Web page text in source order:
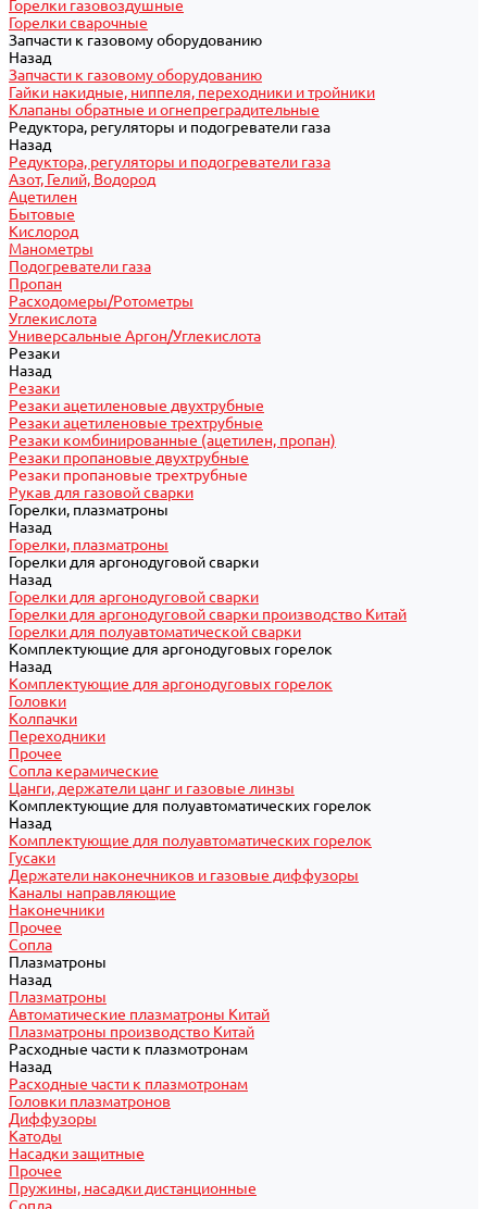
Горелки газовоздушные
Горелки сварочные
Запчасти к газовому оборудованию
Назад
Запчасти к газовому оборудованию
Гайки накидные, ниппеля, переходники и тройники
Клапаны обратные и огнепреградительные
Редуктора, регуляторы и подогреватели газа
Назад
Редуктора, регуляторы и подогреватели газа
Азот, Гелий, Водород
Ацетилен
Бытовые
Кислород
Манометры
Подогреватели газа
Пропан
Расходомеры/Ротометры
Углекислота
Универсальные Аргон/Углекислота
Резаки
Назад
Резаки
Резаки ацетиленовые двухтрубные
Резаки ацетиленовые трехтрубные
Резаки комбинированные (ацетилен, пропан)
Резаки пропановые двухтрубные
Резаки пропановые трехтрубные
Рукав для газовой сварки
Горелки, плазматроны
Назад
Горелки, плазматроны
Горелки для аргонодуговой сварки
Назад
Горелки для аргонодуговой сварки
Горелки для аргонодуговой сварки производство Китай
Горелки для полуавтоматической сварки
Комплектующие для аргонодуговых горелок
Назад
Комплектующие для аргонодуговых горелок
Головки
Колпачки
Переходники
Прочее
Сопла керамические
Цанги, держатели цанг и газовые линзы
Комплектующие для полуавтоматических горелок
Назад
Комплектующие для полуавтоматических горелок
Гусаки
Держатели наконечников и газовые диффузоры
Каналы направляющие
Наконечники
Прочее
Сопла
Плазматроны
Назад
Плазматроны
Автоматические плазматроны Китай
Плазматроны производство Китай
Расходные части к плазмотронам
Назад
Расходные части к плазмотронам
Головки плазматронов
Диффузоры
Катоды
Насадки защитные
Прочее
Пружины, насадки дистанционные